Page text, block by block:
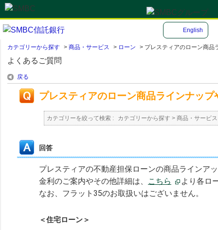
English
カテゴリーから探す > 商品・サービス > ローン > プレスティアのローン商品
よくあるご質問
戻る
プレスティアのローン商品ラインナッ
カテゴリーを絞って検索 : カテゴリーから探す > 商品・サービス
回答
プレスティアの不動産担保ローンの商品ラインア
金利のご案内やその他詳細は、
こちら
より各ロ
なお、フラット35のお取扱いはございません。
＜住宅ローン＞